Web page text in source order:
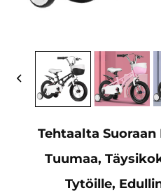
Tehtaalta Suoraan
Tuumaa,
Tytöille,